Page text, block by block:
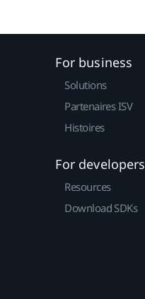
For business
Solutions
Partenaires ISV
Histoires
For developers
Resources
Download SDKs